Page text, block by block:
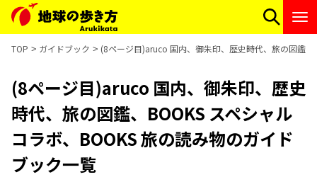
TOP ガイドブック (8ページ目)aruco 国内、御朱印、歴史時代、旅の図鑑
(8ページ目)aruco 国内、御朱印、歴史
時代、旅の図鑑、BOOKS スペシャル
コラボ、BOOKS 旅の読み物のガイド
ブック一覧